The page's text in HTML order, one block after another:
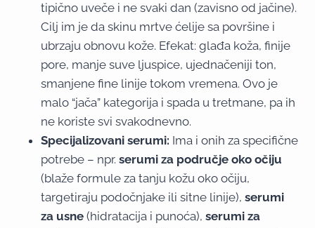
tipično uveče i ne svaki dan (zavisno od jačine).
Cilj im je da skinu mrtve ćelije sa površine i
ubrzaju obnovu kože. Efekat: glađa koža, finije
pore, manje suve ljuspice, ujednačeniji ton,
smanjene fine linije tokom vremena. Ovo je
malo “jača” kategorija i spada u tretmane, pa ih
ne koriste svi svakodnevno.
Specijalizovani serumi: Ima i onih za specifične
potrebe – npr. serumi za područje oko očiju
(blaže formule za tanju kožu oko očiju,
targetiraju podočnjake ili sitne linije), serumi
za usne (hidratacija i punoća), serumi za